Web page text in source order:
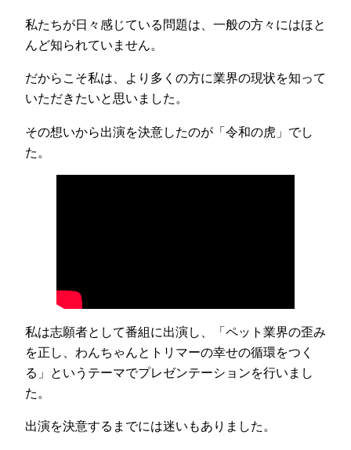
私たちが日々感じている問題は、一般の方々にはほと
んど知られていません。
だからこそ私は、より多くの方に業界の現状を知って
いただきたいと思いました。
その想いから出演を決意したのが「令和の虎」でし
た。
私は志願者として番組に出演し、「ペット業界の歪み
を正し、わんちゃんとトリマーの幸せの循環をつく
る」というテーマでプレゼンテーションを行いまし
た。
出演を決意するまでには迷いもありました。